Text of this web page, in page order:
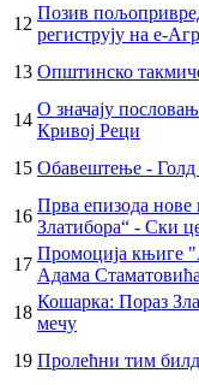
Портал Е-управа
Виртуелни
Конкурси,
Подношење
ГИС Чајетина
Поставите нам
12
Позив
региструју на е-
13 Општинско
14
О значају
Кривој Реци
15 Обавештење - Голд
16
Прва епизода нове
Златибора“ - Ски
17
Промоција књиге
Адама
18
Кошарка: Пораз
мечу
19 Пролећни тим